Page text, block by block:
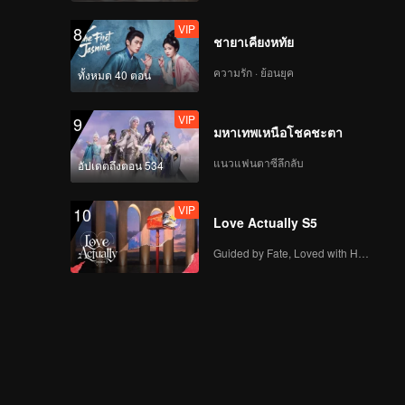
8
ทั้งหมด 40 ตอน
VIP
ชายาเคียงหทัย
ความรัก · ย้อนยุค
9
อัปเดตถึงตอน 534
VIP
มหาเทพเหนือโชคชะตา
แนวแฟนตาซีลึกลับ
10 VIP
Love Actually S5